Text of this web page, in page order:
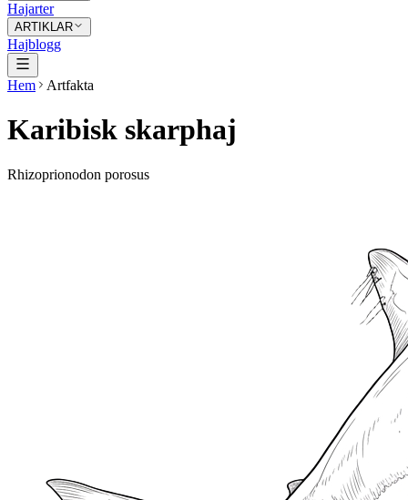
Hajarter
ARTIKLAR
Hajblogg
Hem Artfakta
Karibisk skarphaj
Rhizoprionodon porosus